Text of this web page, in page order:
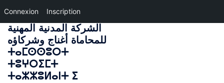
Connexion Inscription
Aller
au
contenu
الشركة المدنية المهنية
للمحاماة أغناج وشركاؤه
ⵜⴰⵎⵙⵙⵓⵔⵜ
ⵜⵓⵖⵔⵉⵎⵜ
ⵜⴰⵣⵣⵓⵍⴰⵏⵜ ⵉ